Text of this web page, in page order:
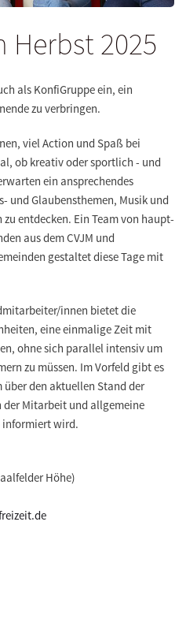
Herbst 2025
als KonfiGruppe ein, ein
zu verbringen.
viel Action und Spaß bei
ob kreativ oder sportlich - und
ein ansprechendes
und Glaubensthemen, Musik und
entdecken. Ein Team von haupt-
aus dem CVJM und
gestaltet diese Tage mit
innen bietet die
eine einmalige Zeit mit
ohne sich parallel intensiv um
zu müssen. Im Vorfeld gibt es
den aktuellen Stand der
Mitarbeit und allgemeine
informiert wird.
Höhe)